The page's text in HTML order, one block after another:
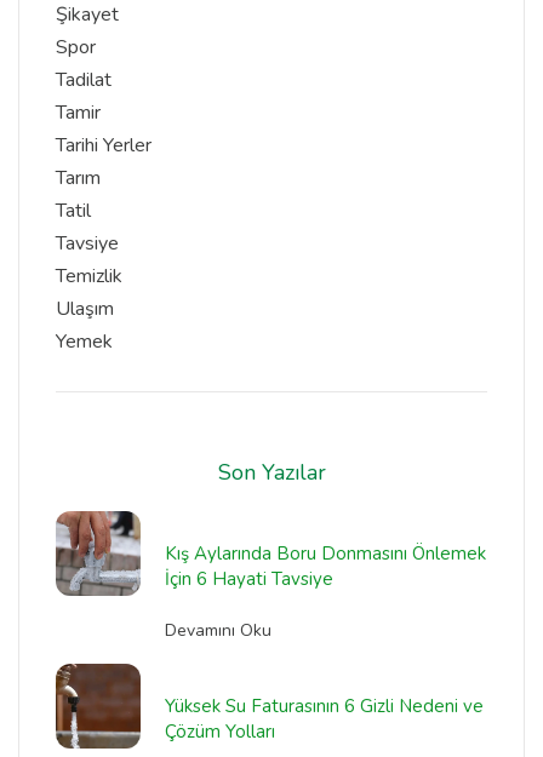
Şikayet
Spor
Tadilat
Tamir
Tarihi Yerler
Tarım
Tatil
Tavsiye
Temizlik
Ulaşım
Yemek
Son Yazılar
Kış Aylarında Boru Donmasını Önlemek
İçin 6 Hayati Tavsiye
Devamını Oku
Yüksek Su Faturasının 6 Gizli Nedeni ve
Çözüm Yolları